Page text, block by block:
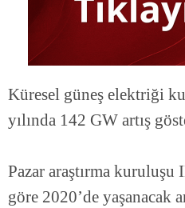
Küresel güneş elektriği
yılında 142 GW artış
Pazar araştırma kuruluşu
göre 2020’de yaşanacak